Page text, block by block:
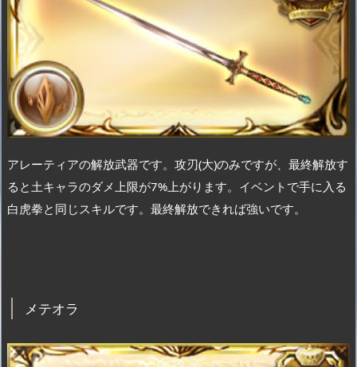
アレーティアの解放武器です。攻刃(大)のみですが、最終解放す
ると土キャラのダメ上限が7%上がります。イベントで手に入る
白虎拳と同じスキルです。最終解放できれば強いです。
メテオラ